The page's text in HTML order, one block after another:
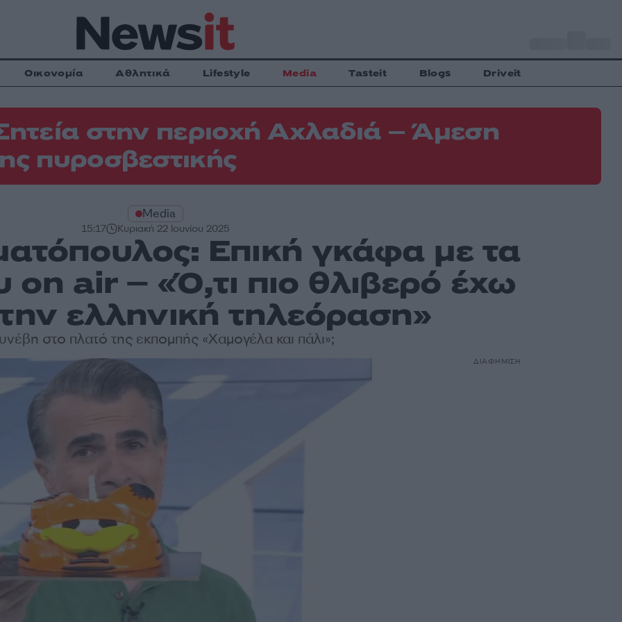
Οικονομία Αθλητικά Lifestyle Media Tasteit Blogs Driveit
στην περιοχή Αχλαδιά – Άμεση
πυροσβεστικής
Media
15:17 Κυριακή 22 Ιουνίου 2025
Επική γκάφα με τα
on air – «Ό,τι πιο θλιβερό έχω
ελληνική τηλεόραση»
στο πλατό της εκπομπής «Χαμογέλα και πάλι»;
ΔΙΑΦΗΜΙΣΗ